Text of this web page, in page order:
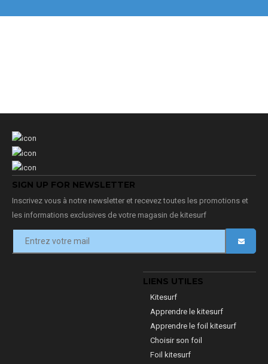
SIGN UP FOR NEWSLETTER
Inscrivez vous à notre newsletter et recevez toutes les promotions et
les informations exclusives de votre magasin de kitesurf
LIENS UTILES
Kitesurf
Apprendre le kitesurf
Apprendre le foil kitesurf
Choisir son foil
Foil kitesurf